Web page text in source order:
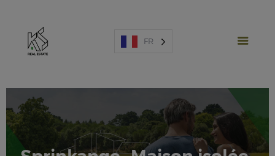
FR
PROJETS NEUFS